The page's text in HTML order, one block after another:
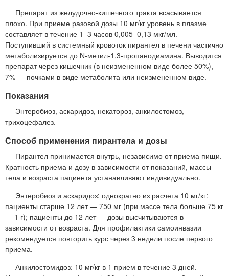
Препарат из желудочно-кишечного тракта всасывается
плохо. При приеме разовой дозы 10 мг/кг уровень в плазме
составляет в течение 1–3 часов 0,005–0,13 мкг/мл.
Поступивший в системный кровоток пирантел в печени частично
метаболизируется до N-метил-1,3-пропанодиамина. Выводится
препарат через кишечник (в неизмененном виде более 50%),
7% — почками в виде метаболита или неизмененном виде.
Показания
Энтеробиоз, аскаридоз, некатороз, анкилостомоз,
трихоцефалез.
Способ применения пирантела и дозы
Пирантел принимается внутрь, независимо от приема пищи.
Кратность приема и дозу в зависимости от показаний, массы
тела и возраста пациента устанавливают индивидуально.
Энтеробиоз и аскаридоз: однократно из расчета 10 мг/кг:
пациенты старше 12 лет — 750 мг (при массе тела больше 75 кг
— 1 г); пациенты до 12 лет — дозы высчитываются в
зависимости от возраста. Для профилактики самоинвазии
рекомендуется повторить курс через 3 недели после первого
приема.
Анкилостомидоз: 10 мг/кг в 1 прием в течение 3 дней.